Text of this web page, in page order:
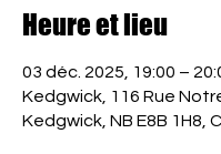
Heure et lieu
03 déc. 2025, 19:00 –
Kedgwick, 116 Rue
Kedgwick, NB E8B 1H8,